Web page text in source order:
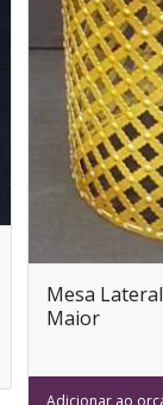
Mesa
Maior